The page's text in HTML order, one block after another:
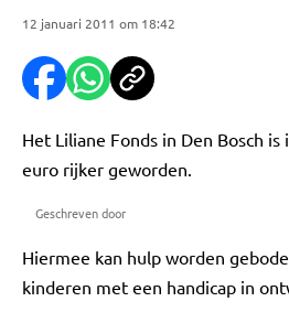
12 januari 2011 om 18:42
Het Liliane Fonds in Den Bosch
euro rijker geworden.
Geschreven door
Hiermee kan hulp worden
kinderen met een handicap in